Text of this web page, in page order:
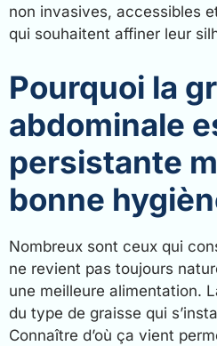
non invasives, accessibles
qui souhaitent affiner leur
Pourquoi la
abdominale
persistante
bonne
Nombreux sont ceux qui
ne revient pas toujours
une meilleure alimentation.
du type de graisse qui
Connaître d’où ça vient